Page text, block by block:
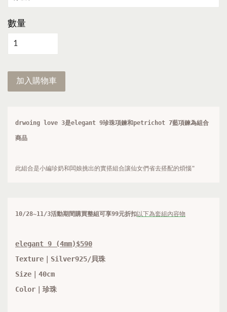
數量
加入購物車
drwoing love 3是elegant 9珍珠項鍊和petrichot 7藍項鍊為組合
商品
此組合是小編珍奶和闆娘挑出的實搭組合讓仙女們省去搭配的煩惱"
10/28~11/3活動期間購買整組可享99元折扣以下為套組內容物
elegant 9 (4mm)$590
Texture｜Silver925/貝珠
Size｜40cm
Color｜珍珠